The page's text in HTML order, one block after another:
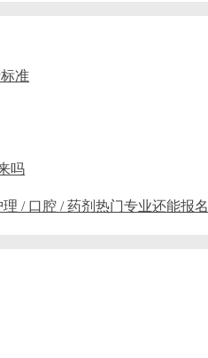
准
吗
/ 口腔 / 药剂热门专业还能报名